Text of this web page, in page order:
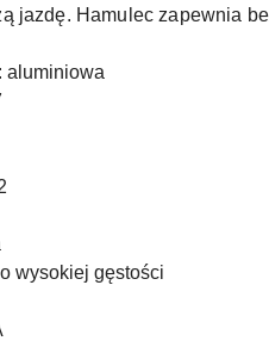
jazdę. Hamulec zapewnia
aluminiowa
wysokiej gęstości